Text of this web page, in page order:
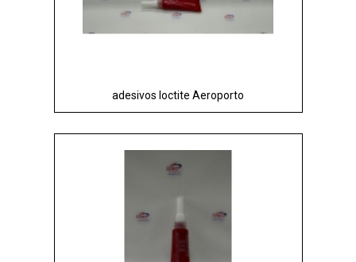
adesivos loctite Aeroporto